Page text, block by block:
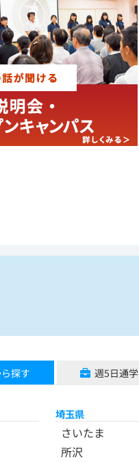
探す 週5日通学
埼玉県
さいたま
所沢